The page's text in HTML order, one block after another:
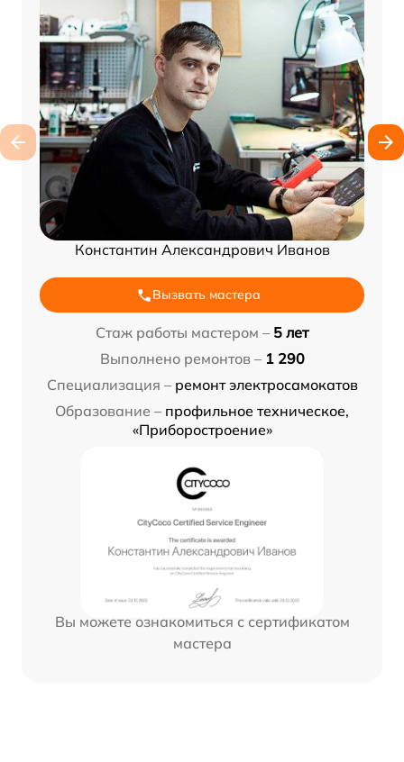
Константин Александрович Иванов
Вызвать мастера
Стаж работы мастером – 5 лет
Выполнено ремонтов – 1 290
Специализация – ремонт электросамокатов
Образование – профильное техническое,
«Приборостроение»
Вы можете ознакомиться с сертификатом
мастера